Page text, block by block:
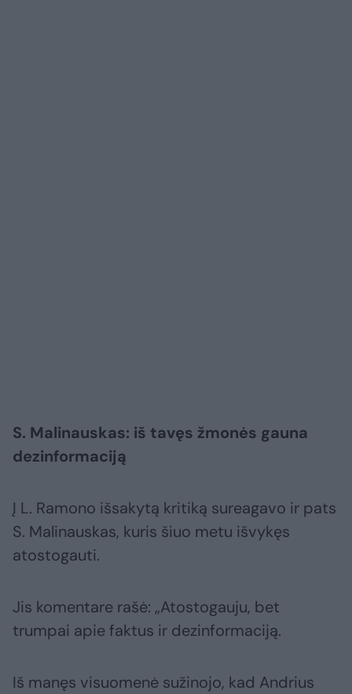
S. Malinauskas: iš tavęs žmonės gauna
dezinformaciją
Į L. Ramono išsakytą kritiką sureagavo ir pats
S. Malinauskas, kuris šiuo metu išvykęs
atostogauti.
Jis komentare rašė: „Atostogauju, bet
trumpai apie faktus ir dezinformaciją.
Iš manęs visuomenė sužinojo, kad Andrius